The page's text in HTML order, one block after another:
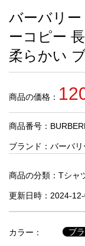
す
す
め
商
人
気
商
セ
ル
バーバリ
ーコピー
柔らかい
商品の価格：
商品番号：
ブランド： バーバリ
商品の分類： Tシャ
更新日時：2024-
カラー：